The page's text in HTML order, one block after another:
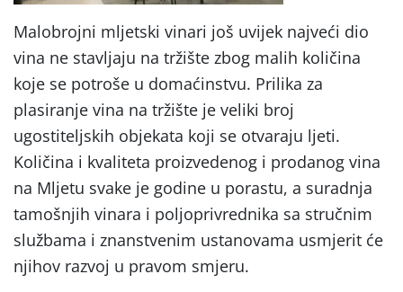
Malobrojni mljetski vinari još uvijek najveći dio
vina ne stavljaju na tržište zbog malih količina
koje se potroše u domaćinstvu. Prilika za
plasiranje vina na tržište je veliki broj
ugostiteljskih objekata koji se otvaraju ljeti.
Količina i kvaliteta proizvedenog i prodanog vina
na Mljetu svake je godine u porastu, a suradnja
tamošnjih vinara i poljoprivrednika sa stručnim
službama i znanstvenim ustanovama usmjerit će
njihov razvoj u pravom smjeru.